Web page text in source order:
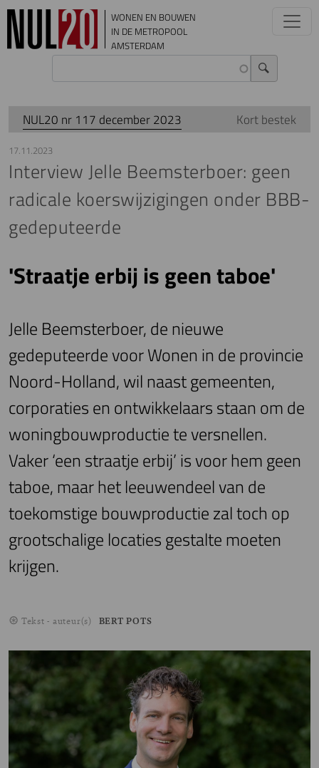
Overslaan en naar de inhoud gaan
WONEN EN BOUWEN
IN DE METROPOOL
AMSTERDAM
NUL20 nr 117 december 2023 Kort bestek
17.11.2023
Interview Jelle Beemsterboer: geen
radicale koerswijzigingen onder BBB-
gedeputeerde
'Straatje erbij is geen taboe'
Jelle Beemsterboer, de nieuwe
gedeputeerde voor Wonen in de provincie
Noord-Holland, wil naast gemeenten,
corporaties en ontwikkelaars staan om de
woningbouwproductie te versnellen.
Vaker ‘een straatje erbij’ is voor hem geen
taboe, maar het leeuwendeel van de
toekomstige bouwproductie zal toch op
grootschalige locaties gestalte moeten
krijgen.
Tekst - auteur(s) BERT POTS
Image